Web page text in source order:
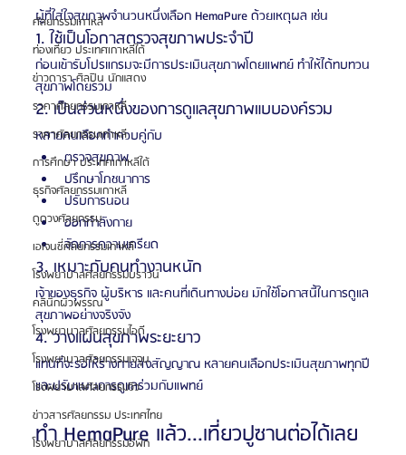
ศัลยกรรมเกาหลี
ท่องเที่ยว ประเทศเกาหลีใต้
ข่าวดารา ศิลปิน นักแสดง
ราคาศัลยกรรมเกาหลี
ราคาศัลยกรรมเกาหลี
การศึกษา ประเทศเกาหลีใต้
ธุรกิจศัลยกรรมเกาหลี
ดูดวงศัลยกรรม
เอเจนซี่ศัลยกรรมเกาหลี
โรงพยาบาลศัลยกรรมบราวน์
คลินิกผิวพรรณ
โรงพยาบาลศัลยกรรมไอดี
โรงพยาบาลศัลยกรรมเจจุน
โรงพยาบาลศัลยกรรมวิว
ข่าวสารศัลยกรรม ประเทศไทย
โรงพยาบาลศัลยกรรมอีพิก
ผู้ที่ใส่ใจสุขภาพจำนวนหนึ่งเลือก HemaPure ด้วยเหตุผล เช่น
1. ใช้เป็นโอกาสตรวจสุขภาพประจำปี
ก่อนเข้ารับโปรแกรมจะมีการประเมินสุขภาพโดยแพทย์ ทำให้ได้ทบทวน
สุขภาพโดยรวม
2. เป็นส่วนหนึ่งของการดูแลสุขภาพแบบองค์รวม
หลายคนเลือกทำควบคู่กับ
ตรวจสุขภาพ
ปรึกษาโภชนาการ
ปรับการนอน
ออกกำลังกาย
จัดการความเครียด
3. เหมาะกับคนทำงานหนัก
เจ้าของธุรกิจ ผู้บริหาร และคนที่เดินทางบ่อย มักใช้โอกาสนี้ในการดูแล
สุขภาพอย่างจริงจัง
4. วางแผนสุขภาพระยะยาว
แทนที่จะรอให้ร่างกายส่งสัญญาณ หลายคนเลือกประเมินสุขภาพทุกปี
และปรับแผนการดูแลร่วมกับแพทย์
ทำ HemaPure แล้ว...เที่ยวปูซานต่อได้เลย